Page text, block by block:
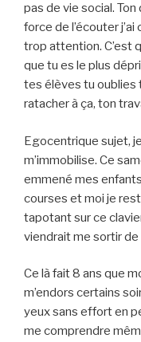
pas de vie social.
force de l’écouter
trop attention. C’est
que tu es le plus
tes élèves tu oublies
ratacher à ça, ton
Egocentrique sujet,
m’immobilise. Ce
emmené mes
courses et moi je
tapotant sur ce
viendrait me sortir de
Ce là fait 8 ans que
m’endors certains
yeux sans effort en
me comprendre